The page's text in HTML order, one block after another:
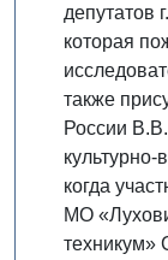
депутатов
которая
также
России
когда
МО